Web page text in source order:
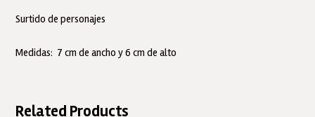
Surtido de personajes
Medidas: 7 cm de ancho y 6 cm de alto
Related Products